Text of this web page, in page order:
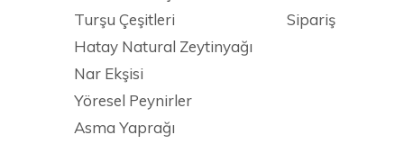
Turşu Çeşitleri
Hatay Natural Zeytinyağı
Nar Ekşisi
Yöresel Peynirler
Asma Yaprağı
Sipariş